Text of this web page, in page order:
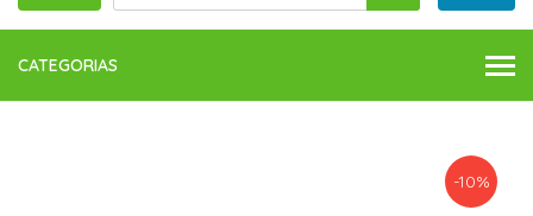
CATEGORIAS
-10%